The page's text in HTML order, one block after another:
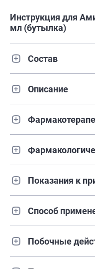
Инструкция для
мл (бутылка)
Состав
Описание
Показания к
Способ
Побочные